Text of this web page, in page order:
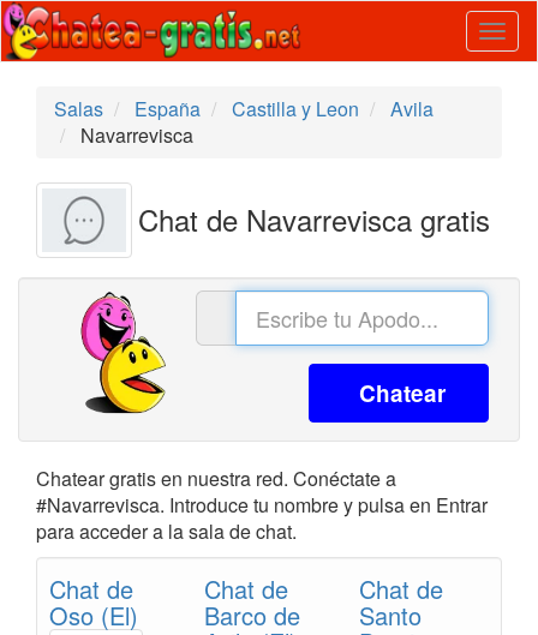
Salas
España Castilla y Leon
Avila
Navarrevisca
Chat de Navarrevisca gratis
Chatear
Chatear gratis en nuestra red. Conéctate a
#Navarrevisca. Introduce tu nombre y pulsa en Entrar
para acceder a la sala de chat.
Chat de
Oso (El)
Chat de
Barco de
Chat de
Santo